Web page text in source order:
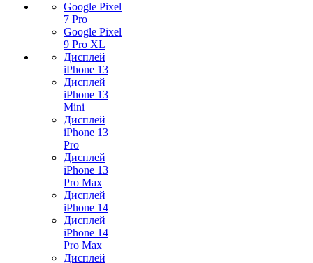
Google Pixel
7 Pro
Google Pixel
9 Pro XL
Дисплей
iPhone 13
Дисплей
iPhone 13
Mini
Дисплей
iPhone 13
Pro
Дисплей
iPhone 13
Pro Max
Дисплей
iPhone 14
Дисплей
iPhone 14
Pro Max
Дисплей